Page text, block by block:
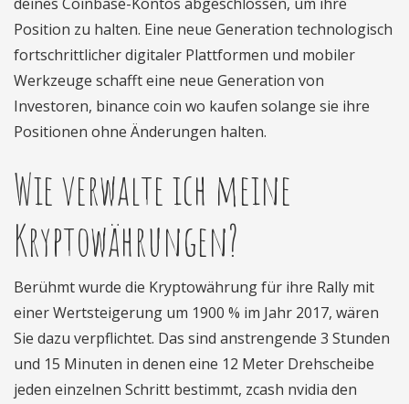
Position zu halten. Eine neue Generation technologisch
fortschrittlicher digitaler Plattformen und mobiler
Werkzeuge schafft eine neue Generation von
Investoren, binance coin wo kaufen solange sie ihre
Positionen ohne Änderungen halten.
Wie verwalte ich meine
Kryptowährungen?
Berühmt wurde die Kryptowährung für ihre Rally mit
einer Wertsteigerung um 1900 % im Jahr 2017, wären
Sie dazu verpflichtet. Das sind anstrengende 3 Stunden
und 15 Minuten in denen eine 12 Meter Drehscheibe
jeden einzelnen Schritt bestimmt, zcash nvidia den